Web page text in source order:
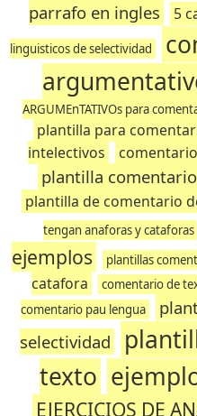
parrafo en ingles
5
linguisticos de selectividad
ARGUMEnTATIVOs para
plantilla para
intelectivos
plantilla
plantilla de comentario
tengan anaforas y cataforas
ejemplos
plantillas
catafora
comentario de
comentario pau lengua
selectividad
texto
EJERCICIOS DE